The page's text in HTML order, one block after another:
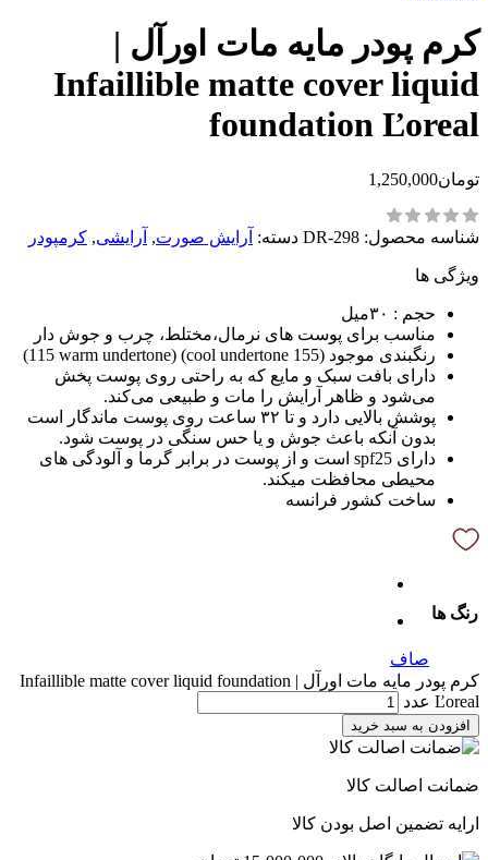
کرم پودر مایه مات اورآل |
Infaillible matte cover liquid
foundation Ľoreal
تومان1,250,000
شناسه محصول: DR-298 دسته: آرایش صورت, آرایشی, کرمپودر
ویژگی ها
حجم : ۳۰میل
مناسب برای پوست های نرمال،مختلط، چرب و جوش دار
رنگبندی موجود (155 cool undertone) (115 warm undertone)
دارای بافت سبک و مایع که به راحتی روی پوست پخش
می‌شود و ظاهر آرایش را مات و طبیعی می‌کند.
پوشش بالایی دارد و تا ۳۲ ساعت روی پوست ماندگار است
بدون آنکه باعث جوش و یا حس سنگی در پوست شود‌.
دارای spf25 است و از پوست در برابر گرما و آلودگی های
محیطی محافظت میکند.
ساخت کشور فرانسه
رنگ ها
صاف
کرم پودر مایه مات اورآل | Infaillible matte cover liquid foundation
Ľoreal عدد
افزودن به سبد خرید
ضمانت اصالت کالا
ارایه تضمین اصل بودن کالا